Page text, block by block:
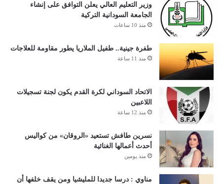
وزير التعليم العالي يعلن التوافق على إنشاء
الجامعة السودانية التركية
منذ 10 ساعات
طفرة جينية.. طفيل الملاريا يطور مقاومة للعلاجات
منذ 11 ساعة
الاتحاد السوداني لكرة القدم يكون لجنة تسجيلات
اللاعبين
منذ 12 ساعة
نسرين طافش تستعيد «الروقان» من كواليس
أحدث أعمالها الغنائية
منذ يومين
مناوي : درسا جديدا للمليشيا ومن يقف خلفها أن